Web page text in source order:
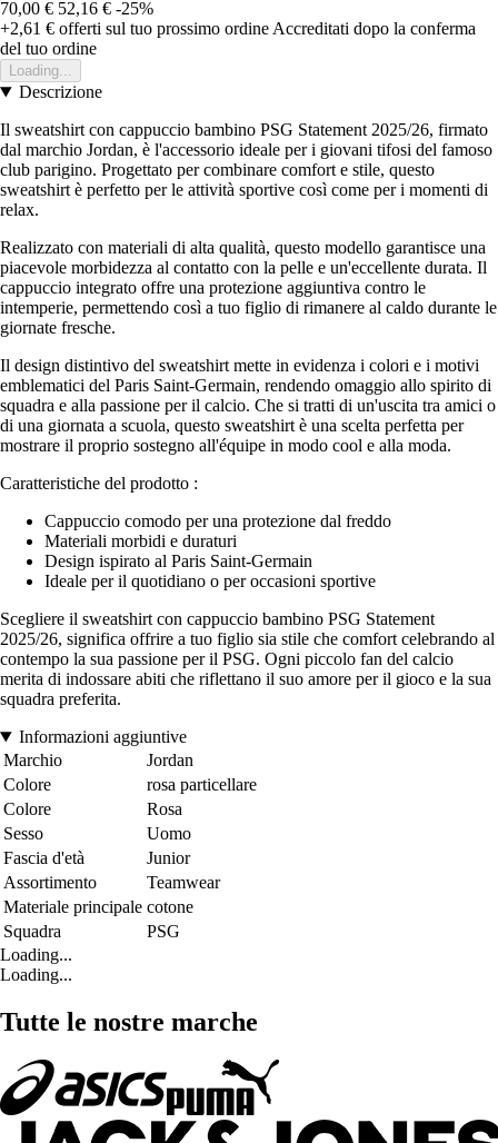
70,00 € 52,16 € -25%
+2,61 € offerti sul tuo prossimo ordine Accreditati dopo la conferma
del tuo ordine
Loading...
Descrizione
Il sweatshirt con cappuccio bambino PSG Statement 2025/26, firmato
dal marchio Jordan, è l'accessorio ideale per i giovani tifosi del famoso
club parigino. Progettato per combinare comfort e stile, questo
sweatshirt è perfetto per le attività sportive così come per i momenti di
relax.
Realizzato con materiali di alta qualità, questo modello garantisce una
piacevole morbidezza al contatto con la pelle e un'eccellente durata. Il
cappuccio integrato offre una protezione aggiuntiva contro le
intemperie, permettendo così a tuo figlio di rimanere al caldo durante le
giornate fresche.
Il design distintivo del sweatshirt mette in evidenza i colori e i motivi
emblematici del Paris Saint-Germain, rendendo omaggio allo spirito di
squadra e alla passione per il calcio. Che si tratti di un'uscita tra amici o
di una giornata a scuola, questo sweatshirt è una scelta perfetta per
mostrare il proprio sostegno all'équipe in modo cool e alla moda.
Caratteristiche del prodotto :
Cappuccio comodo per una protezione dal freddo
Materiali morbidi e duraturi
Design ispirato al Paris Saint-Germain
Ideale per il quotidiano o per occasioni sportive
Scegliere il sweatshirt con cappuccio bambino PSG Statement
2025/26, significa offrire a tuo figlio sia stile che comfort celebrando al
contempo la sua passione per il PSG. Ogni piccolo fan del calcio
merita di indossare abiti che riflettano il suo amore per il gioco e la sua
squadra preferita.
Informazioni aggiuntive
Marchio
Jordan
Colore
rosa particellare
Colore
Rosa
Sesso
Uomo
Fascia d'età
Junior
Assortimento
Teamwear
Materiale principale cotone
Squadra
PSG
Loading...
Loading...
Tutte le nostre marche